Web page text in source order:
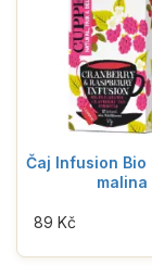
Čaj Infusion Bio
malina
89 Kč